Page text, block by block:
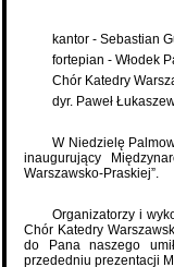
kantor - Sebastian
fortepian - Włodek
Chór Katedry
dyr. Paweł
W Niedzielę
inaugurujący
Warszawsko-Praskiej”.
Organizatorzy i
Chór Katedry
do Pana naszego
przededniu prezentacji